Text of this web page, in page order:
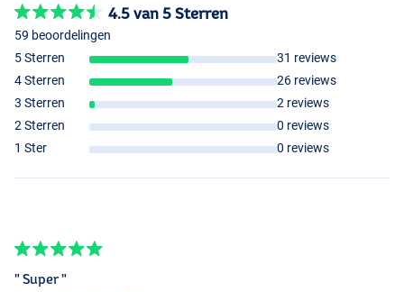
4.5 van 5 Sterren
59 beoordelingen
5 Sterren
31 reviews
4 Sterren
26 reviews
3 Sterren
2 reviews
2 Sterren
0 reviews
1 Ster
0 reviews
" Super "